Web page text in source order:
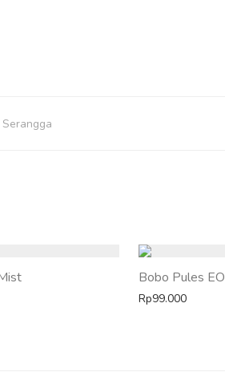
harga: Rp55.000 hingga Rp79.000
Bobo Pules EO
Rp99.000